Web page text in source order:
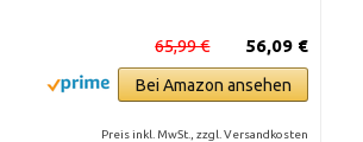
56,09 €
65,99 €
Bei Amazon ansehen
Preis inkl. MwSt., zzgl. Versandkosten